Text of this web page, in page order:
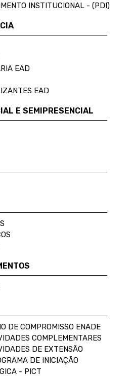
INSTITUCIONAL - (PDI)
EAD
EAD
E SEMIPRESENCIAL
DE COMPROMISSO ENADE
COMPLEMENTARES
DE EXTENSÃO
DE INICIAÇÃO
- PICT